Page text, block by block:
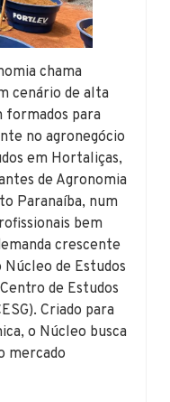
chama
cenário de alta
formados para
no agronegócio
em Hortaliças,
de Agronomia
Paranaíba, num
bem
crescente
de Estudos
de Estudos
Criado para
o Núcleo busca
mercado